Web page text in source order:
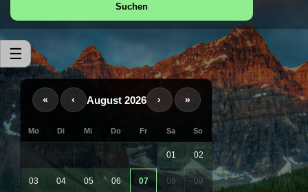
☰
Suchen
« ‹ August 2026 › »
Mo Di Mi Do Fr Sa So
01 02
03 04 05 06 07 08 09